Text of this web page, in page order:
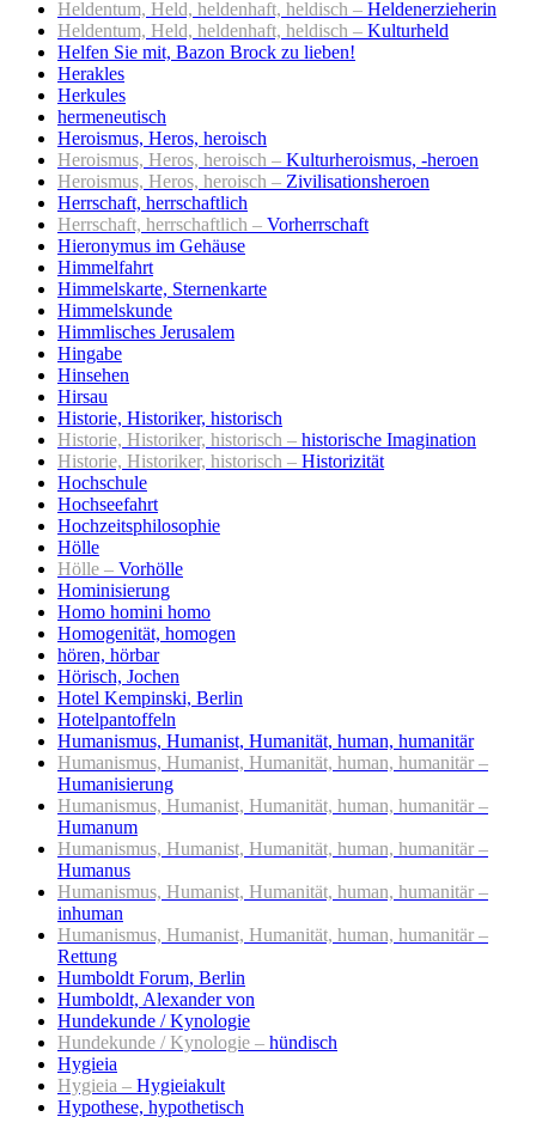
Heldentum, Held, heldenhaft, heldisch – Heldenerzieherin
Heldentum, Held, heldenhaft, heldisch – Kulturheld
Helfen Sie mit, Bazon Brock zu lieben!
Herakles
Herkules
hermeneutisch
Heroismus, Heros, heroisch
Heroismus, Heros, heroisch – Kulturheroismus, -heroen
Heroismus, Heros, heroisch – Zivilisationsheroen
Herrschaft, herrschaftlich
Herrschaft, herrschaftlich – Vorherrschaft
Hieronymus im Gehäuse
Himmelfahrt
Himmelskarte, Sternenkarte
Himmelskunde
Himmlisches Jerusalem
Hingabe
Hinsehen
Hirsau
Historie, Historiker, historisch
Historie, Historiker, historisch – historische Imagination
Historie, Historiker, historisch – Historizität
Hochschule
Hochseefahrt
Hochzeitsphilosophie
Hölle
Hölle – Vorhölle
Hominisierung
Homo homini homo
Homogenität, homogen
hören, hörbar
Hörisch, Jochen
Hotel Kempinski, Berlin
Hotelpantoffeln
Humanismus, Humanist, Humanität, human, humanitär
Humanismus, Humanist, Humanität, human, humanitär –
Humanisierung
Humanismus, Humanist, Humanität, human, humanitär –
Humanum
Humanismus, Humanist, Humanität, human, humanitär –
Humanus
Humanismus, Humanist, Humanität, human, humanitär –
inhuman
Humanismus, Humanist, Humanität, human, humanitär –
Rettung
Humboldt Forum, Berlin
Humboldt, Alexander von
Hundekunde / Kynologie
Hundekunde / Kynologie – hündisch
Hygieia
Hygieia – Hygieiakult
Hypothese, hypothetisch